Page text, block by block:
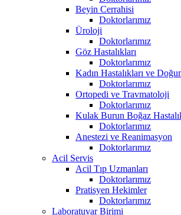
Beyin Cerrahisi
Doktorlarımız
Üroloji
Doktorlarımız
Göz Hastalıkları
Doktorlarımız
Kadın Hastalıkları ve
Doktorlarımız
Ortopedi ve Travmatoloji
Doktorlarımız
Kulak Burun Boğaz
Doktorlarımız
Anestezi ve Reanimasyon
Doktorlarımız
Acil Servis
Acil Tıp Uzmanları
Doktorlarımız
Pratisyen Hekimler
Doktorlarımız
Laboratuvar Birimi